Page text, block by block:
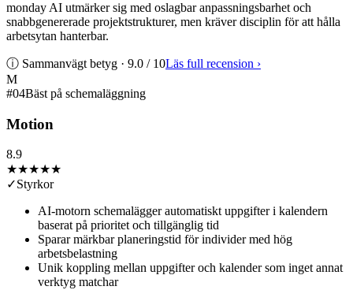
monday AI utmärker sig med oslagbar anpassningsbarhet och
snabbgenererade projektstrukturer, men kräver disciplin för att hålla
arbetsytan hanterbar.
ⓘ Sammanvägt betyg · 9.0 / 10Läs full recension ›
M
#04Bäst på schemaläggning
Motion
8.9
★★★★★
✓Styrkor
AI-motorn schemalägger automatiskt uppgifter i kalendern
baserat på prioritet och tillgänglig tid
Sparar märkbar planeringstid för individer med hög
arbetsbelastning
Unik koppling mellan uppgifter och kalender som inget annat
verktyg matchar